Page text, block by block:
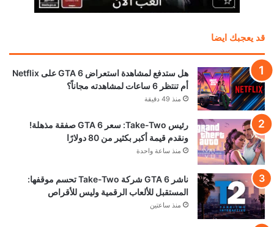
قد يعجبك ايضا
هل ستدفع لمشاهدة استعراض GTA 6 على Netflix
أم تنتظر 6 ساعات لمشاهدته مجاناً؟
منذ 49 دقيقة
رئيس Take-Two: سعر GTA 6 صفقة مذهلة!
ونقدم قيمة أكبر بكثير من 80 دولارًا
منذ ساعة واحدة
ناشر GTA 6 شركة Take-Two تحسم موقفها:
المستقبل للألعاب الرقمية وليس للأقراص
منذ ساعتين